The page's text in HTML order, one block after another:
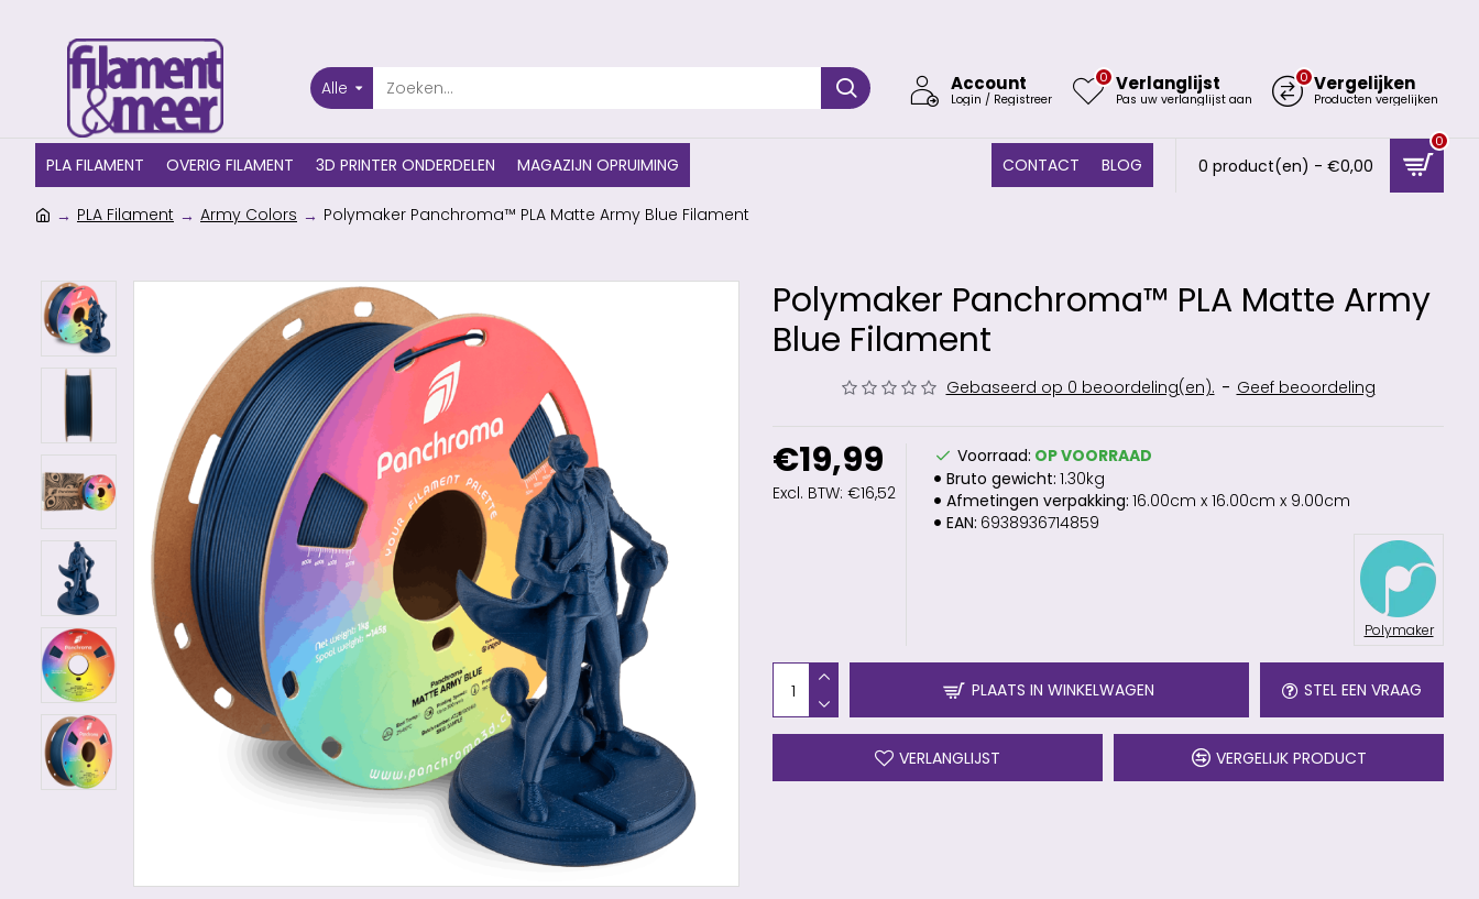
Alle Account
Login / Registreer
Verlanglijst
Pas uw verlanglijst aan
0 Vergelijken
Producten vergelijken
0
PLA FILAMENT OVERIG FILAMENT 3D PRINTER ONDERDELEN MAGAZIJN OPRUIMING CONTACT BLOG 0 product(en) - €0,00
0
PLA Filament Army Colors Polymaker Panchroma™ PLA Matte Army Blue Filament
Polymaker Panchroma™ PLA Matte Army
Blue Filament
Gebaseerd op 0 beoordeling(en). - Geef beoordeling
€19,99
Excl. BTW: €16,52
Voorraad: OP VOORRAAD
Bruto gewicht: 1.30kg
Afmetingen verpakking: 16.00cm x 16.00cm x 9.00cm
EAN: 6938936714859
Polymaker
PLAATS IN WINKELWAGEN STEL EEN VRAAG
VERLANGLIJST VERGELIJK PRODUCT